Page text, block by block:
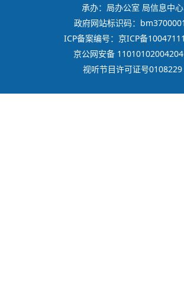
承办：局办公室 局信息中心
政府网站标识码：
ICP备案编号：京ICP备
京公网安备
视听节目许可证号0108229